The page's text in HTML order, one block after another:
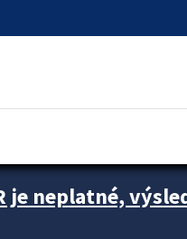
je neplatné,